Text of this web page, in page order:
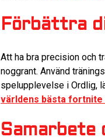
Förbättra
Att ha bra precision och
noggrant. Använd
spelupplevelse i Ordlig,
världens bästa fortnite
Samarbete